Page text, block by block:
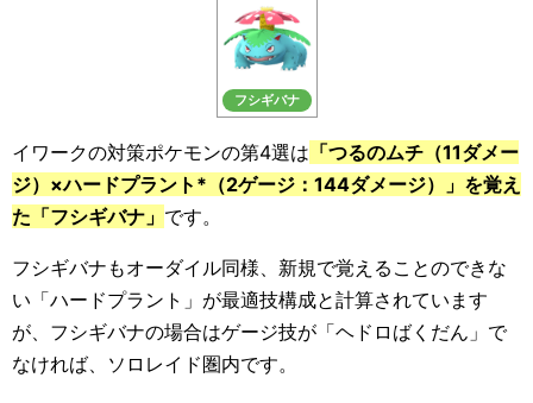
フシギバナ
イワークの対策ポケモンの第4選は 「つるのムチ（11ダメー
ジ）×ハードプラント*（2ゲージ：144ダメージ）」を覚え
た「フシギバナ」 です。
フシギバナもオーダイル同様、新規で覚えることのできな
い「ハードプラント」が最適技構成と計算されています
が、フシギバナの場合はゲージ技が「ヘドロばくだん」で
なければ、ソロレイド圏内です。